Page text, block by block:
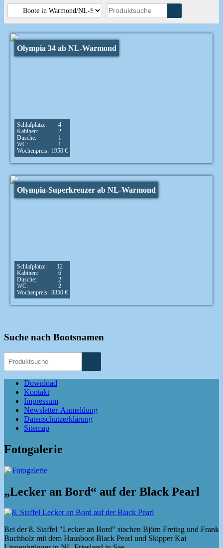
Olympia 34 ab NL-Warmond
Schlafplätze:
4
Kabinen:
2
Dusche:
1
WC:
1
Wochenpreis: 1950 €
Olympia-Superkreuzer ab NL-Warmond
Schlafplätze:
12
Kabinen:
6
Dusche:
2
WC:
2
Wochenpreis: 3350 €
Suche nach Bootsnamen
Download
Kontakt
Impressum
Newsletter-Anmeldung
Datenschutzerklärung
Sitemap
Fotogalerie
„Lecker an Bord“ auf der Black Pearl
Bei der 8. Staffel "Lecker an Bord" stachen Björn Freitag und Frank
Buchholz mit dem Hausboot Black Pearl und Skipper Kai